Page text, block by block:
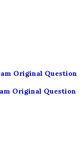
Original Question
Original Question